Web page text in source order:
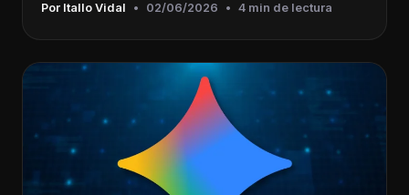
Por Itallo Vidal • 02/06/2026 • 4 min de lectura